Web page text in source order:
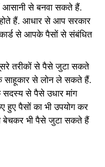
आसानी से बनवा सकते हैं.
हैं. आधार से आप सरकार
से आपके पैसों से संबंधित
तरीकों से पैसे जुटा सकते
से लोन ले सकते हैं.
सदस्य से पैसे उधार मांग
पैसों का भी उपयोग कर
भी पैसे जुटा सकते हैं